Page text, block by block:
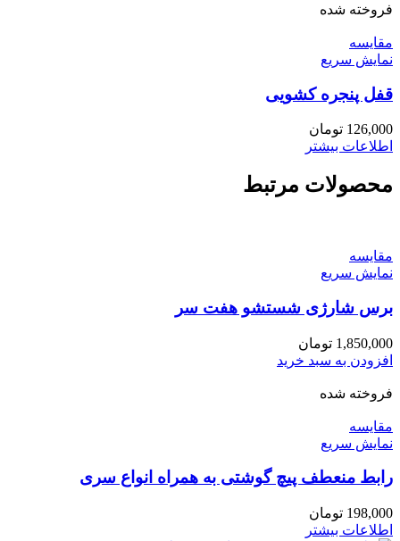
فروخته شده
مقايسه
نمایش سریع
قفل پنجره کشویی
126,000 تومان
اطلاعات بیشتر
محصولات مرتبط
مقايسه
نمایش سریع
برس شارژی شستشو هفت سر
1,850,000 تومان
افزودن به سبد خرید
فروخته شده
مقايسه
نمایش سریع
رابط منعطف پیچ گوشتی به همراه انواع سری
198,000 تومان
اطلاعات بیشتر